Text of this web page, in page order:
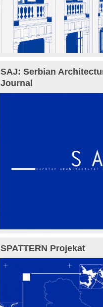
SAJ: Serbian
Journal
SPATTERN Projekat